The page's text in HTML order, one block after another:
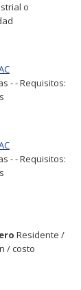
o
- - Requisitos:
- - Requisitos:
Residente /
/ costo